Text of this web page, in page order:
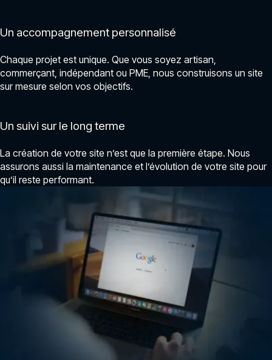
Un accompagnement personnalisé
Chaque projet est unique. Que vous soyez artisan,
commerçant, indépendant ou PME, nous construisons un site
sur mesure selon vos objectifs.
Un suivi sur le long terme
La création de votre site n’est que la première étape. Nous
assurons aussi la maintenance et l’évolution de votre site pour
qu’il reste performant.